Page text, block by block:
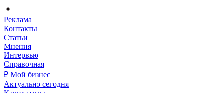
Реклама
Контакты
Статьи
Мнения
Интервью
Справочная
₽ Мой бизнес
Актуально сегодня